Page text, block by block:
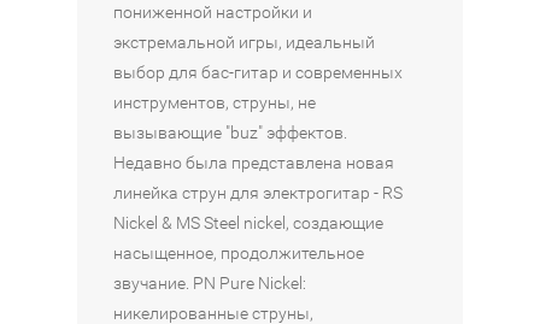
пониженной настройки и
экстремальной игры, идеальный
выбор для бас-гитар и современных
инструментов, струны, не
вызывающие "buz" эффектов.
Недавно была представлена новая
линейка струн для электрогитар - RS
Nickel & MS Steel nickel, создающие
насыщенное, продолжительное
звучание. PN Pure Nickel:
никелированные струны,